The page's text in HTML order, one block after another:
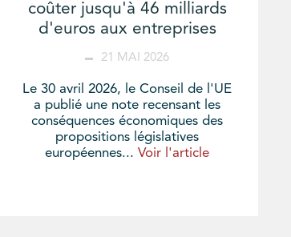
coûter jusqu'à 46 milliards
d'euros aux entreprises
21 MAI 2026
Le 30 avril 2026, le Conseil de l'UE
a publié une note recensant les
conséquences économiques des
propositions législatives
européennes...Voir l'article